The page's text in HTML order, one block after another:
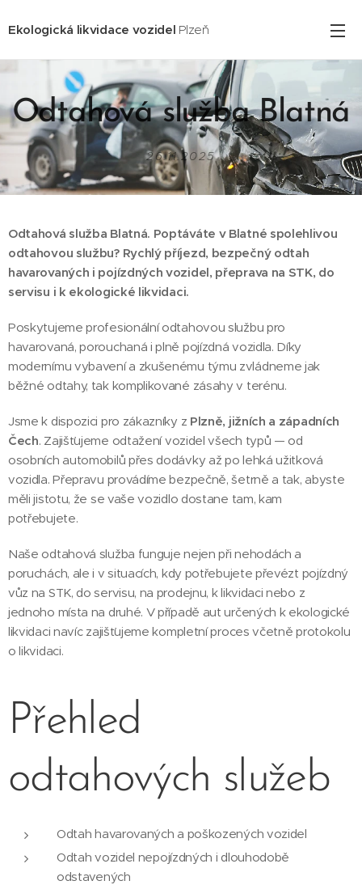
Ekologická likvidace vozidel Plzeň
Odtahová služba Blatná
26.11.2025
Odtahová služba Blatná. Poptáváte v Blatné spolehlivou
odtahovou službu? Rychlý příjezd, bezpečný odtah
havarovaných i pojízdných vozidel, přeprava na STK, do
servisu i k ekologické likvidaci.
Poskytujeme profesionální odtahovou službu pro
havarovaná, porouchaná i plně pojízdná vozidla. Díky
modernímu vybavení a zkušenému týmu zvládneme jak
běžné odtahy, tak komplikované zásahy v terénu.
Jsme k dispozici pro zákazníky z Plzně, jižních a západních
Čech. Zajišťujeme odtažení vozidel všech typů — od
osobních automobilů přes dodávky až po lehká užitková
vozidla. Přepravu provádíme bezpečně, šetrně a tak, abyste
měli jistotu, že se vaše vozidlo dostane tam, kam
potřebujete.
Naše odtahová služba funguje nejen při nehodách a
poruchách, ale i v situacích, kdy potřebujete převézt pojízdný
vůz na STK, do servisu, na prodejnu, k likvidaci nebo z
jednoho místa na druhé. V případě aut určených k ekologické
likvidaci navíc zajišťujeme kompletní proces včetně protokolu
o likvidaci.
Přehled
odtahových služeb
Odtah havarovaných a poškozených vozidel
Odtah vozidel nepojízdných i dlouhodobě
odstavených